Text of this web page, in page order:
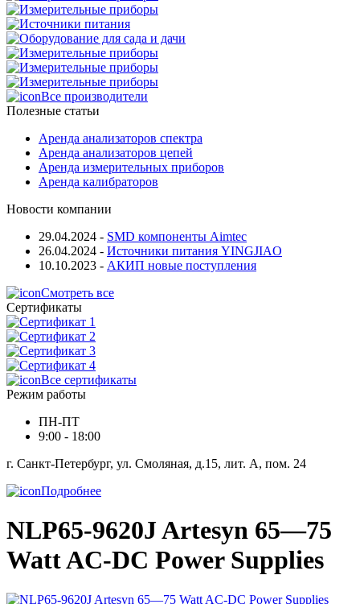
Все производители
Полезные статьи
Аренда анализаторов спектра
Аренда анализаторов цепей
Аренда измерительных приборов
Аренда калибраторов
Новости компании
29.04.2024 - SMD компоненты Aimtec
26.04.2024 - Источники питания YINGJIAO
10.10.2023 - АКИП новые поступления
Смотреть все
Сертификаты
Все сертификаты
Режим работы
ПН-ПТ
9:00 - 18:00
г. Санкт-Петербург, ул. Смоляная, д.15, лит. А, пом. 24
Подробнее
NLP65-9620J Artesyn 65—75
Watt AC-DC Power Supplies